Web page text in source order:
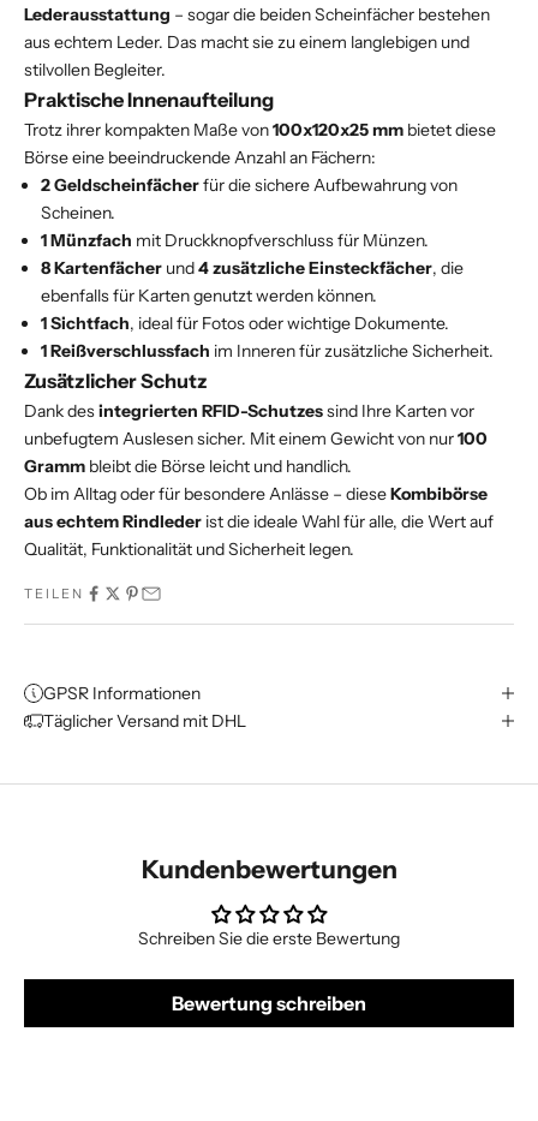
Lederausstattung – sogar die beiden Scheinfächer bestehen
aus echtem Leder. Das macht sie zu einem langlebigen und
stilvollen Begleiter.
Praktische Innenaufteilung
Trotz ihrer kompakten Maße von100x120x25 mm bietet diese
Börse eine beeindruckende Anzahl an Fächern:
2 Geldscheinfächerfür die sichere Aufbewahrung von
Scheinen.
1 Münzfach mit Druckknopfverschluss für Münzen.
8 Kartenfächer und4 zusätzliche Einsteckfächer, die
ebenfalls für Karten genutzt werden können.
1 Sichtfach, ideal für Fotos oder wichtige Dokumente.
1 Reißverschlussfach im Inneren für zusätzliche Sicherheit.
Zusätzlicher Schutz
Dank desintegrierten RFID-Schutzessind Ihre Karten vor
unbefugtem Auslesen sicher. Mit einem Gewicht von nur100
Gramm bleibt die Börse leicht und handlich.
Ob im Alltag oder für besondere Anlässe – dieseKombibörse
aus echtem Rindleder ist die ideale Wahl für alle, die Wert auf
Qualität, Funktionalität und Sicherheit legen.
TEILEN
GPSR Informationen
Täglicher Versand mit DHL
Kundenbewertungen
Schreiben Sie die erste Bewertung
Bewertung schreiben